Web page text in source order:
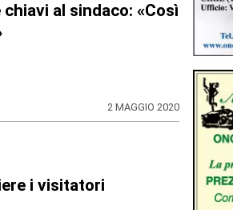
al sindaco: «Così
2 MAGGIO 2020
i visitatori